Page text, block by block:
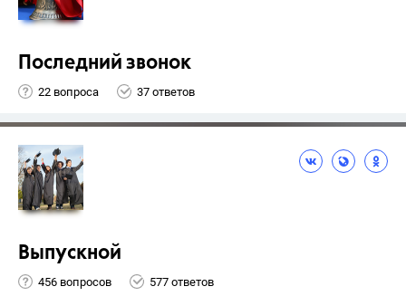
Последний звонок
22 вопроса 37 ответов
Выпускной
456 вопросов 577 ответов